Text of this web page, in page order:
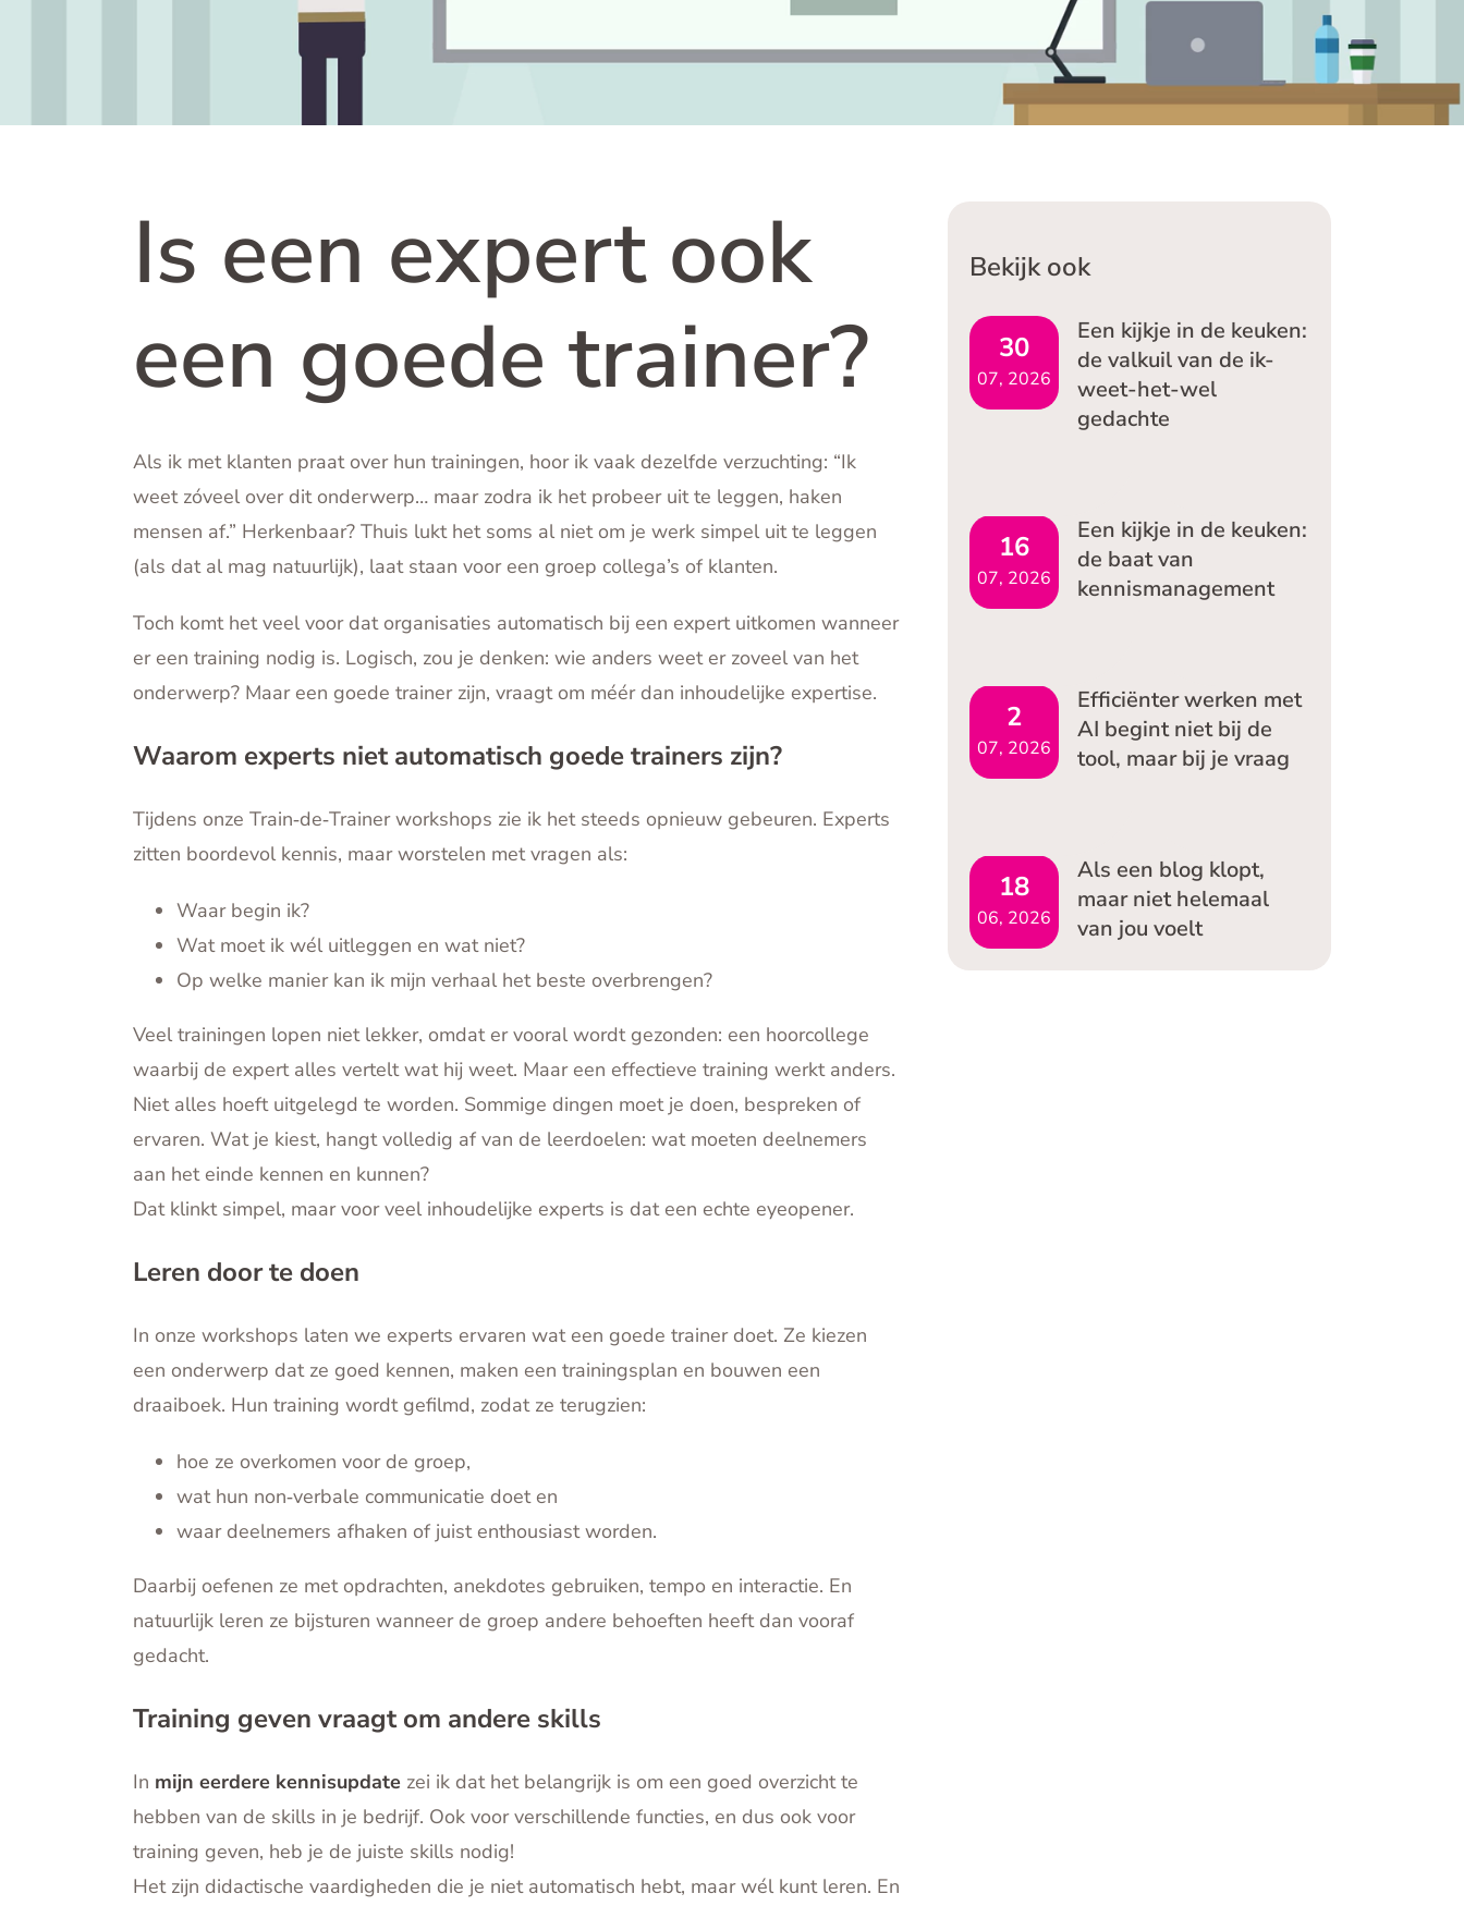
beste kunnen helpen.
Is een expert ook
een goede trainer?
Als ik met klanten praat over hun trainingen, hoor ik vaak dezelfde verzuchting: “Ik
weet zóveel over dit onderwerp… maar zodra ik het probeer uit te leggen, haken
mensen af.” Herkenbaar? Thuis lukt het soms al niet om je werk simpel uit te leggen
(als dat al mag natuurlijk), laat staan voor een groep collega’s of klanten.
Toch komt het veel voor dat organisaties automatisch bij een expert uitkomen wanneer
er een training nodig is. Logisch, zou je denken: wie anders weet er zoveel van het
onderwerp? Maar een goede trainer zijn, vraagt om méér dan inhoudelijke expertise.
Waarom experts niet automatisch goede trainers zijn?
Tijdens onze Train‑de‑Trainer workshops zie ik het steeds opnieuw gebeuren. Experts
zitten boordevol kennis, maar worstelen met vragen als:
Waar begin ik?
Wat moet ik wél uitleggen en wat niet?
Op welke manier kan ik mijn verhaal het beste overbrengen?
Veel trainingen lopen niet lekker, omdat er vooral wordt gezonden: een hoorcollege
waarbij de expert alles vertelt wat hij weet. Maar een effectieve training werkt anders.
Niet alles hoeft uitgelegd te worden. Sommige dingen moet je doen, bespreken of
ervaren. Wat je kiest, hangt volledig af van de leerdoelen: wat moeten deelnemers
aan het einde kennen en kunnen?
Dat klinkt simpel, maar voor veel inhoudelijke experts is dat een echte eyeopener.
Leren door te doen
In onze workshops laten we experts ervaren wat een goede trainer doet. Ze kiezen
een onderwerp dat ze goed kennen, maken een trainingsplan en bouwen een
draaiboek. Hun training wordt gefilmd, zodat ze terugzien:
hoe ze overkomen voor de groep,
wat hun non‑verbale communicatie doet en
waar deelnemers afhaken of juist enthousiast worden.
Daarbij oefenen ze met opdrachten, anekdotes gebruiken, tempo en interactie. En
natuurlijk leren ze bijsturen wanneer de groep andere behoeften heeft dan vooraf
gedacht.
Training geven vraagt om andere skills
In mijn eerdere kennisupdate zei ik dat het belangrijk is om een goed overzicht te
hebben van de skills in je bedrijf. Ook voor verschillende functies, en dus ook voor
training geven, heb je de juiste skills nodig!
Het zijn didactische vaardigheden die je niet automatisch hebt, maar wél kunt leren. En
Bekijk ook
30
07, 2026
Een kijkje in de keuken:
de valkuil van de ik-
weet-het-wel
gedachte
16
07, 2026
Een kijkje in de keuken:
de baat van
kennismanagement
2
07, 2026
Efficiënter werken met
AI begint niet bij de
tool, maar bij je vraag
18
06, 2026
Als een blog klopt,
maar niet helemaal
van jou voelt